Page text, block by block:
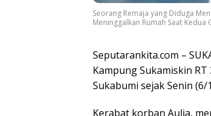
Seorang Remaja yang Diduga
Meninggalkan Rumah Saat
Seputarankita.com –
Kampung Sukamiskin
Sukabumi sejak Senin
Kerabat korban Aulia,